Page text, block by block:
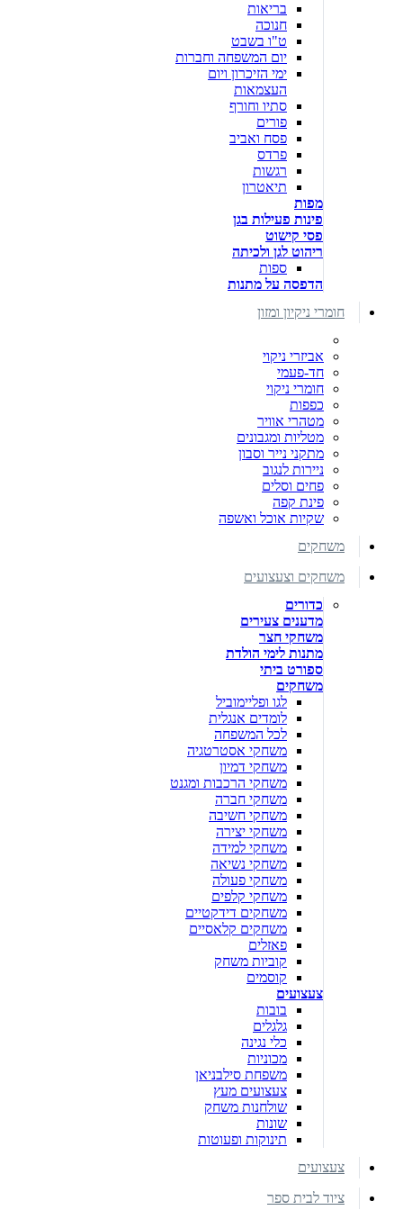
בריאות
חנוכה
ט"ו בשבט
יום המשפחה וחברות
ימי הזיכרון ויום
העצמאות
סתיו וחורף
פורים
פסח ואביב
פרדס
רגשות
תיאטרון
מפות
פינות פעילות בגן
פסי קישוט
ריהוט לגן ולכיתה
ספות
הדפסה על מתנות
חומרי ניקיון ומזון
אביזרי ניקוי
חד-פעמי
חומרי ניקוי
כפפות
מטהרי אוויר
מטליות ומגבונים
מתקני נייר וסבון
ניירות לנגוב
פחים וסלים
פינת קפה
שקיות אוכל ואשפה
משחקים
משחקים וצעצועים
כדורים
מדענים צעירים
משחקי חצר
מתנות לימי הולדת
ספורט ביתי
משחקים
לגו ופליימוביל
לומדים אנגלית
לכל המשפחה
משחקי אסטרטגיה
משחקי דמיון
משחקי הרכבות ומגנט
משחקי חברה
משחקי חשיבה
משחקי יצירה
משחקי למידה
משחקי נשיאה
משחקי פעולה
משחקי קלפים
משחקים דידקטיים
משחקים קלאסיים
פאזלים
קוביות משחק
קוסמים
צעצועים
בובות
גלגלים
כלי נגינה
מכוניות
משפחת סילבניאן
צעצועים מעץ
שולחנות משחק
שונות
תינוקות ופעוטות
צעצועים
ציוד לבית ספר